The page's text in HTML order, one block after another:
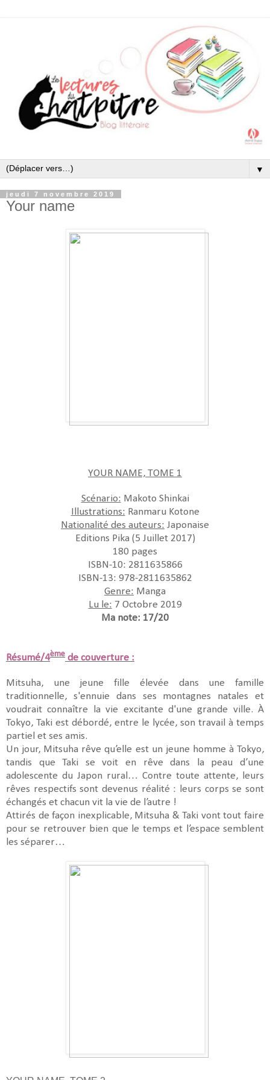
▼
jeudi 7 novembre 2019
Your name
YOUR NAME, TOME 1
Scénario: Makoto Shinkai
Illustrations: Ranmaru Kotone
Nationalité des auteurs: Japonaise
Editions Pika (5 Juillet 2017)
180 pages
ISBN-10: 2811635866
ISBN-13: 978-2811635862
Genre: Manga
Lu le: 7 Octobre 2019
Ma note: 17/20
Résumé/4ème de couverture :
Mitsuha, une jeune fille élevée dans une famille
traditionnelle, s'ennuie dans ses montagnes natales et
voudrait connaître la vie excitante d'une grande ville. À
Tokyo, Taki est débordé, entre le lycée, son travail à temps
partiel et ses amis.
Un jour, Mitsuha rêve qu’elle est un jeune homme à Tokyo,
tandis que Taki se voit en rêve dans la peau d’une
adolescente du Japon rural… Contre toute attente, leurs
rêves respectifs sont devenus réalité : leurs corps se sont
échangés et chacun vit la vie de l’autre !
Attirés de façon inexplicable, Mitsuha & Taki vont tout faire
pour se retrouver bien que le temps et l’espace semblent
les séparer…